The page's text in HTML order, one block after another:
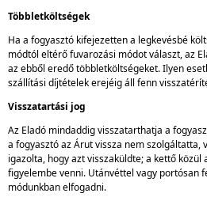
Többletköltségek
Ha a fogyasztó kifejezetten a legkevésbé
módtól eltérő fuvarozási módot választ, az
az ebből eredő többletköltségeket. Ilyen
szállítási díjtételek erejéig áll fenn
Visszatartási jog
Az Eladó mindaddig visszatarthatja a
a fogyasztó az Árut vissza nem szolgáltatta,
igazolta, hogy azt visszaküldte; a kettő közül
figyelembe venni. Utánvéttel vagy portósan
módunkban elfogadni.